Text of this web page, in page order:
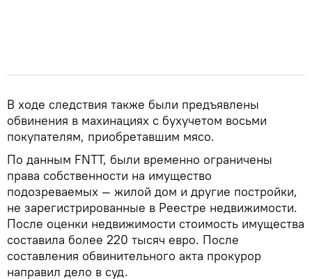
В ходе следствия также были предъявлены
обвинения в махинациях с бухучетом восьми
покупателям, приобретавшим мясо.
По данным FNTT, были временно ограничены
права собственности на имущество
подозреваемых — жилой дом и другие постройки,
не зарегистрированные в Реестре недвижимости.
После оценки недвижимости стоимость имущества
составила более 220 тысяч евро. После
составления обвинительного акта прокурор
направил дело в суд.